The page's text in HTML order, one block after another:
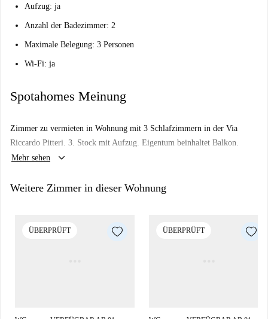
Aufzug: ja
Anzahl der Badezimmer: 2
Maximale Belegung: 3 Personen
Wi-Fi: ja
Spotahomes Meinung
Zimmer zu vermieten in Wohnung mit 3 Schlafzimmern in der Via
Riccardo Pitteri. 3. Stock mit Aufzug. Eigentum beinhaltet Balkon.
Mehr sehen
keyboard_arrow_down
Weitere Zimmer in dieser Wohnung
ÜBERPRÜFT ÜBERPRÜFT